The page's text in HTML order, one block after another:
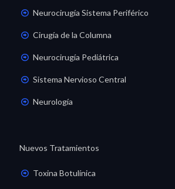
Neurocirugía Sistema Periférico
Cirugía de la Columna
Neurocirugía Pediátrica
Sistema Nervioso Central
Neurología
Nuevos Tratamientos
Toxina Botulínica